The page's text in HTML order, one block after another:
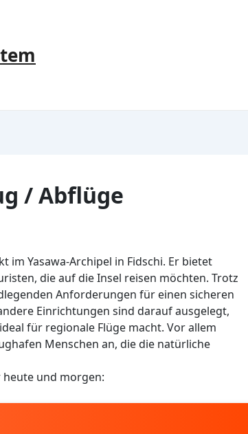
/ Abflüge
im Yasawa-Archipel in Fidschi. Er bietet
die auf die Insel reisen möchten. Trotz
Anforderungen für einen sicheren
Einrichtungen sind darauf ausgelegt,
für regionale Flüge macht. Vor allem
Menschen an, die die natürliche
heute und morgen: